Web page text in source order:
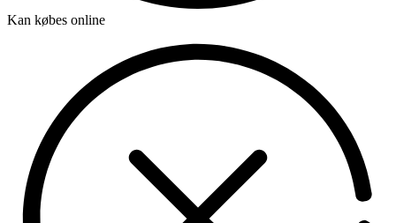
Kan købes online